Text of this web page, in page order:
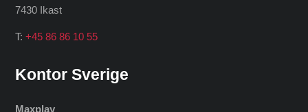
7430 Ikast
T:+45 86 86 10 55
Kontor Sverige
Maxplay